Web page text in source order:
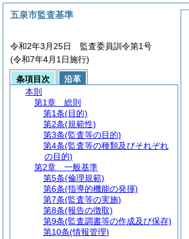
五泉市監査基準
令和2年3月25日 監査委員訓令第1号
(令和7年4月1日施行)
条項目次
沿革
本則
第1章
総則
第1条(目的)
第2条(規範性)
第3条(監査等の目的)
第4条(監査等の種類及びそれぞれ
の目的)
第2章
一般基準
第5条(倫理規範)
第6条(指導的機能の発揮)
第7条(監査等の実施)
第8条(報告の徴取)
第9条(監査調書等の作成及び保存)
第10条(情報管理)